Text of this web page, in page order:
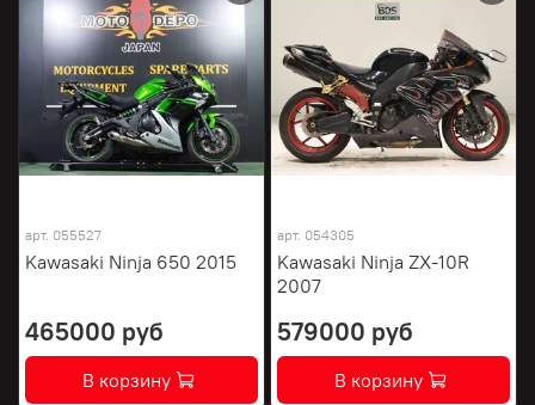
арт. 055527
Kawasaki Ninja 650 2015
465000 руб
В корзину
арт. 054305
Kawasaki Ninja ZX-10R
2007
579000 руб
В корзину